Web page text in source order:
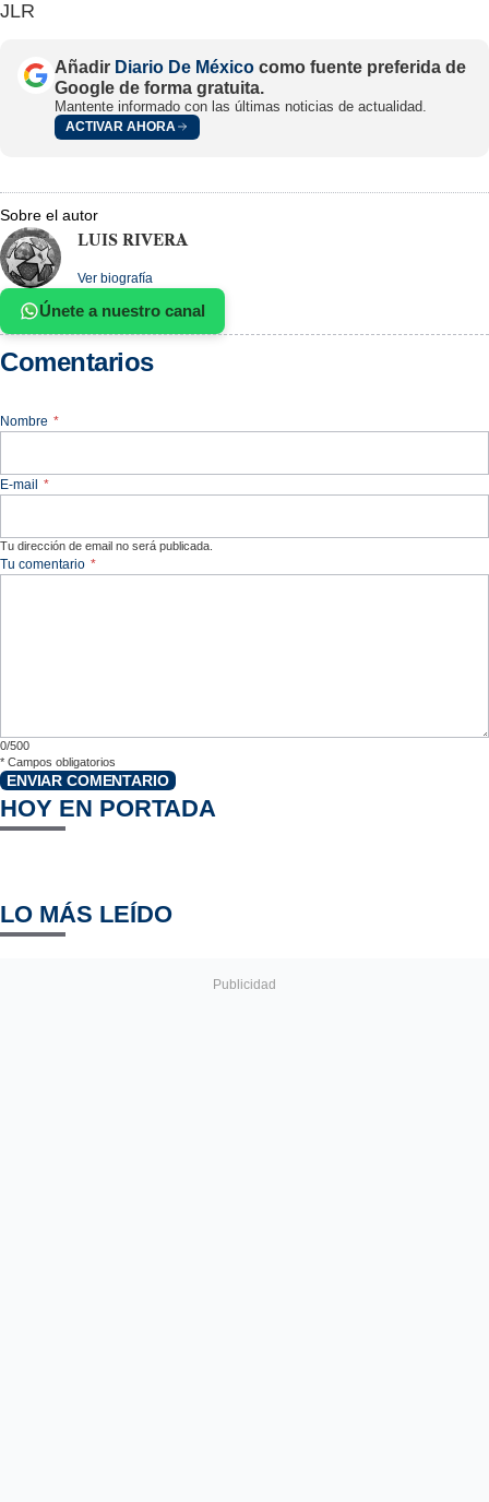
JLR
Añadir Diario De México como fuente preferida de
Google de forma gratuita.
Mantente informado con las últimas noticias de actualidad.
ACTIVAR AHORA
Sobre el autor
LUIS RIVERA
Ver biografía
Únete a nuestro canal
Comentarios
Nombre *
E-mail *
Tu dirección de email no será publicada.
Tu comentario *
0/500
* Campos obligatorios
ENVIAR COMENTARIO
HOY EN PORTADA
LO MÁS LEÍDO